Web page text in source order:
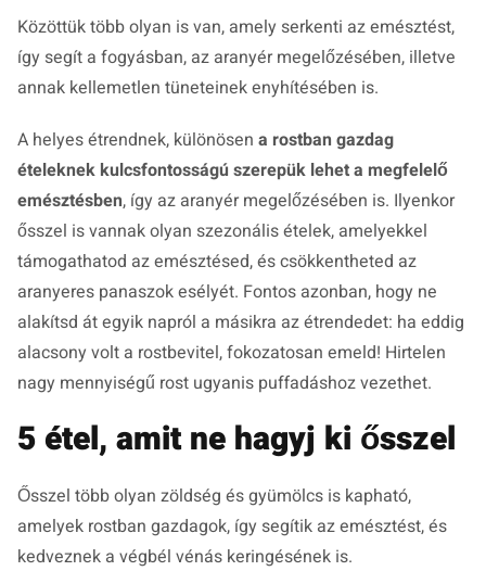
Közöttük több olyan is van, amely serkenti az emésztést,
így segít a fogyásban, az aranyér megelőzésében, illetve
annak kellemetlen tüneteinek enyhítésében is.
A helyes étrendnek, különösen a rostban gazdag
ételeknek kulcsfontosságú szerepük lehet a megfelelő
emésztésben, így az aranyér megelőzésében is. Ilyenkor
ősszel is vannak olyan szezonális ételek, amelyekkel
támogathatod az emésztésed, és csökkentheted az
aranyeres panaszok esélyét. Fontos azonban, hogy ne
alakítsd át egyik napról a másikra az étrendedet: ha eddig
alacsony volt a rostbevitel, fokozatosan emeld! Hirtelen
nagy mennyiségű rost ugyanis puffadáshoz vezethet.
5 étel, amit ne hagyj ki ősszel
Ősszel több olyan zöldség és gyümölcs is kapható,
amelyek rostban gazdagok, így segítik az emésztést, és
kedveznek a végbél vénás keringésének is.